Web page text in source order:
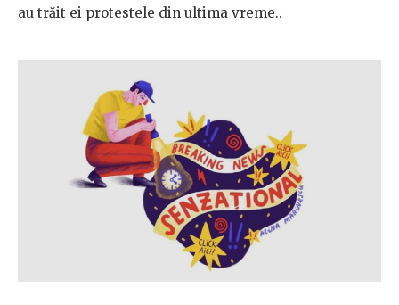
au trăit ei protestele din ultima vreme..